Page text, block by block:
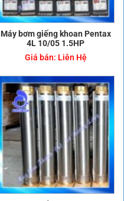
Máy bơm giếng khoan Pentax
4L 10/05 1.5HP
Giá bán: Liên Hệ